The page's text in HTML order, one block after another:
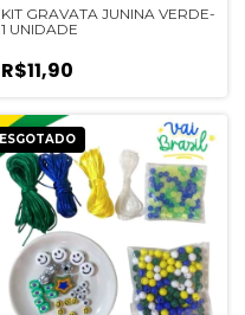
KIT GRAVATA JUNINA VERDE-
1 UNIDADE
R$11,90
ESGOTADO